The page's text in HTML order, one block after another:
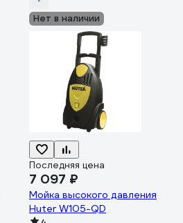
Нет в наличии
Последняя цена
7 097 ₽
Мойка высокого давления
Huter W105-QD